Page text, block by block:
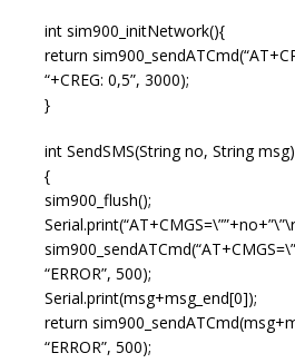
int sim900_initNetwork(){
return
“+CREG: 0,5”, 3000);
}
int SendSMS(String no, String msg)
{
sim900_flush();
“ERROR”, 500);
Serial.print(msg+msg_end[0]);
return
“ERROR”, 500);